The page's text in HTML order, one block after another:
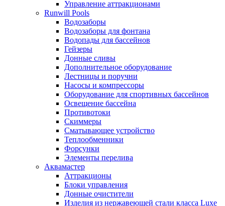
Управление аттракционами
Runwill Pools
Водозаборы
Водозаборы для фонтана
Водопады для бассейнов
Гейзеры
Донные сливы
Дополнительное оборудование
Лестницы и поручни
Насосы и компрессоры
Оборудование для спортивных бассейнов
Освещение бассейна
Противотоки
Скиммеры
Сматывающее устройство
Теплообменники
Форсунки
Элементы перелива
Аквамастер
Аттракционы
Блоки управления
Донные очистители
Изделия из нержавеющей стали класса Luxe